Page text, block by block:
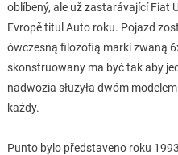
oblíbený, ale už zastarávající Fiat
Evropě titul Auto roku. Pojazd
ówczesną filozofią marki zwaną
skonstruowany ma być tak aby
nadwozia służyła dwóm
każdy.
Punto bylo představeno roku